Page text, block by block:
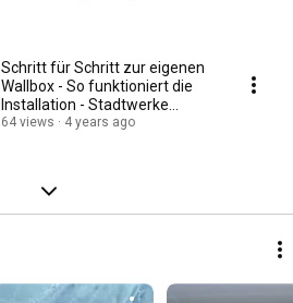
Schritt für Schritt zur eigenen
Wallbox - So funktioniert die
Installation - Stadtwerke
Lüdenscheid
64 views 4 years ago